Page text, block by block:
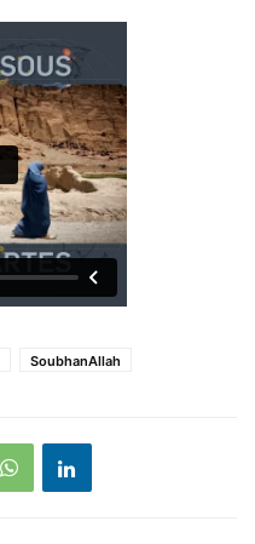
SoubhanAllah